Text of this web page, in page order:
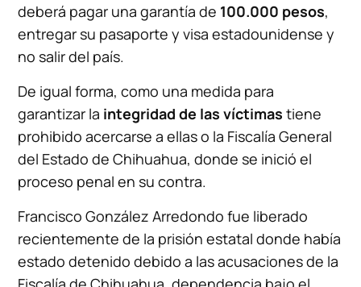
deberá pagar una garantía de 100.000 pesos,
entregar su pasaporte y visa estadounidense y
no salir del país.
De igual forma, como una medida para
garantizar la integridad de las víctimas tiene
prohibido acercarse a ellas o la Fiscalía General
del Estado de Chihuahua, donde se inició el
proceso penal en su contra.
Francisco González Arredondo fue liberado
recientemente de la prisión estatal donde había
estado detenido debido a las acusaciones de la